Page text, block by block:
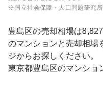
※国立社会保障・人口問題研究所
豊島区の売却相場は8,827
のマンションと売却相場
ジからお探しください。
東京都豊島区のマンショ